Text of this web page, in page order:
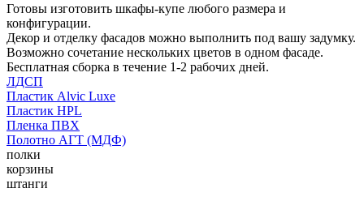
Готовы изготовить шкафы-купе любого размера и
конфигурации.
Декор и отделку фасадов можно выполнить под вашу задумку.
Возможно сочетание нескольких цветов в одном фасаде.
Бесплатная сборка в течение 1-2 рабочих дней.
ЛДСП
Пластик Alvic Luxe
Пластик HPL
Пленка ПВХ
Полотно АГТ (МДФ)
полки
корзины
штанги